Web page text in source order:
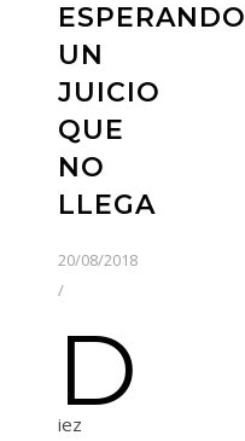
ESPERANDO
UN
JUICIO
QUE
NO
LLEGA
20/08/2018
/
D
iez